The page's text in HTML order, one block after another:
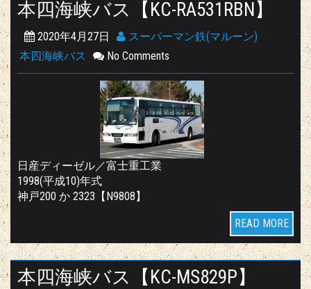
本四海峡バス【KC-RA531RBN】
2020年4月27日
スーパーマン鉄(マルーン)
本四海峡バス
No Comments
日産ディーゼル／富士重工業
1998(平成10)年式
神戸200 か 2323【N9808】
READ MORE
本四海峡バス【KC-MS829P】